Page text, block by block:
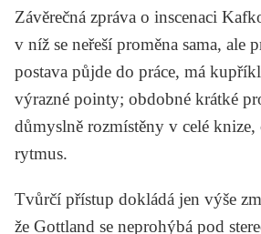
Závěrečná zpráva o inscenaci
v níž se neřeší proměna sama, ale
postava půjde do práce, má
výrazné pointy; obdobné krátké
důmyslně rozmístěny v celé
rytmus.
Tvůrčí přístup dokládá jen výše
že Gottland se neprohýbá pod